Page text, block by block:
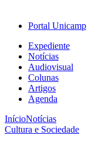
Portal Unicamp
Expediente
Notícias
Audiovisual
Colunas
Artigos
Agenda
InícioNotícias
Cultura e Sociedade